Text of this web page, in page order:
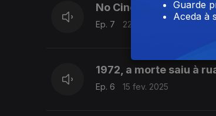
No Cinema
Ep. 7 22 fev. 2025
1972, a morte saiu à
Ep. 6 15 fev. 2025
Guarde
Aceda à